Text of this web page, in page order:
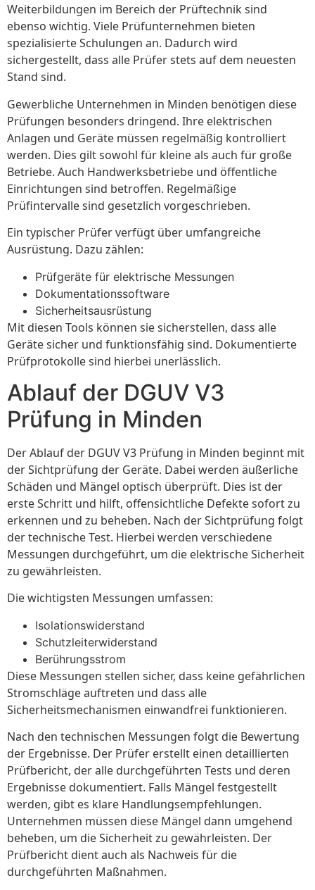
Weiterbildungen im Bereich der Prüftechnik sind
ebenso wichtig. Viele Prüfunternehmen bieten
spezialisierte Schulungen an. Dadurch wird
sichergestellt, dass alle Prüfer stets auf dem neuesten
Stand sind.
Gewerbliche Unternehmen in Minden benötigen diese
Prüfungen besonders dringend. Ihre elektrischen
Anlagen und Geräte müssen regelmäßig kontrolliert
werden. Dies gilt sowohl für kleine als auch für große
Betriebe. Auch Handwerksbetriebe und öffentliche
Einrichtungen sind betroffen. Regelmäßige
Prüfintervalle sind gesetzlich vorgeschrieben.
Ein typischer Prüfer verfügt über umfangreiche
Ausrüstung. Dazu zählen:
Prüfgeräte für elektrische Messungen
Dokumentationssoftware
Sicherheitsausrüstung
Mit diesen Tools können sie sicherstellen, dass alle
Geräte sicher und funktionsfähig sind. Dokumentierte
Prüfprotokolle sind hierbei unerlässlich.
Ablauf der DGUV V3
Prüfung in Minden
Der Ablauf der DGUV V3 Prüfung in Minden beginnt mit
der Sichtprüfung der Geräte. Dabei werden äußerliche
Schäden und Mängel optisch überprüft. Dies ist der
erste Schritt und hilft, offensichtliche Defekte sofort zu
erkennen und zu beheben. Nach der Sichtprüfung folgt
der technische Test. Hierbei werden verschiedene
Messungen durchgeführt, um die elektrische Sicherheit
zu gewährleisten.
Die wichtigsten Messungen umfassen:
Isolationswiderstand
Schutzleiterwiderstand
Berührungsstrom
Diese Messungen stellen sicher, dass keine gefährlichen
Stromschläge auftreten und dass alle
Sicherheitsmechanismen einwandfrei funktionieren.
Nach den technischen Messungen folgt die Bewertung
der Ergebnisse. Der Prüfer erstellt einen detaillierten
Prüfbericht, der alle durchgeführten Tests und deren
Ergebnisse dokumentiert. Falls Mängel festgestellt
werden, gibt es klare Handlungsempfehlungen.
Unternehmen müssen diese Mängel dann umgehend
beheben, um die Sicherheit zu gewährleisten. Der
Prüfbericht dient auch als Nachweis für die
durchgeführten Maßnahmen.